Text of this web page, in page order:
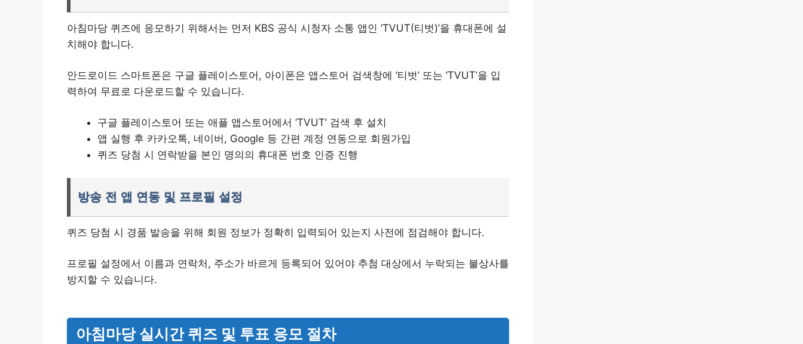
아침마당 퀴즈에 응모하기 위해서는 먼저 KBS 공식 시청자 소통 앱인 ‘TVUT(티벗)’을 휴대폰에 설
치해야 합니다.
안드로이드 스마트폰은 구글 플레이스토어, 아이폰은 앱스토어 검색창에 ‘티벗’ 또는 ‘TVUT’을 입
력하여 무료로 다운로드할 수 있습니다.
구글 플레이스토어 또는 애플 앱스토어에서 ‘TVUT’ 검색 후 설치
앱 실행 후 카카오톡, 네이버, Google 등 간편 계정 연동으로 회원가입
퀴즈 당첨 시 연락받을 본인 명의의 휴대폰 번호 인증 진행
방송 전 앱 연동 및 프로필 설정
퀴즈 당첨 시 경품 발송을 위해 회원 정보가 정확히 입력되어 있는지 사전에 점검해야 합니다.
프로필 설정에서 이름과 연락처, 주소가 바르게 등록되어 있어야 추첨 대상에서 누락되는 불상사를
방지할 수 있습니다.
아침마당 실시간 퀴즈 및 투표 응모 절차